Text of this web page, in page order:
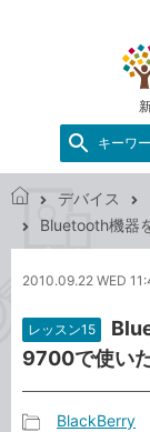
キーワ
で
ネ
ト
デバイス
Bluetooth機器
2010.09.22 WED
レッスン15
9700で使い
BlackBerry